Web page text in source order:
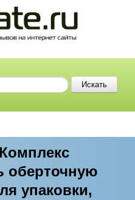
оберточную
упаковки,